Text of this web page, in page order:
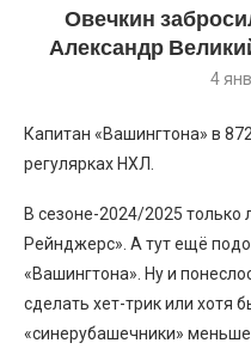
Овечкин
Александр
4
Капитан «Вашингтона» в
регулярках НХЛ.
В сезоне-2024/2025
Рейнджерс». А тут ещё
«Вашингтона». Ну и
сделать хет-трик или хотя
«синерубашечники»